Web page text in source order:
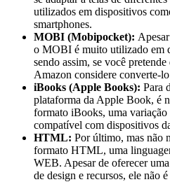
utilizados em dispositivos
smartphones.
MOBI (Mobipocket):
o MOBI é muito utilizado em
sendo assim, se você
Amazon considere converte-
iBooks (Apple Books): Para
plataforma da Apple Book, é
formato iBooks, uma
compatível com dispositivos
HTML: Por último, mas não
formato HTML, uma
WEB. Apesar de oferecer
de design e recursos, ele não